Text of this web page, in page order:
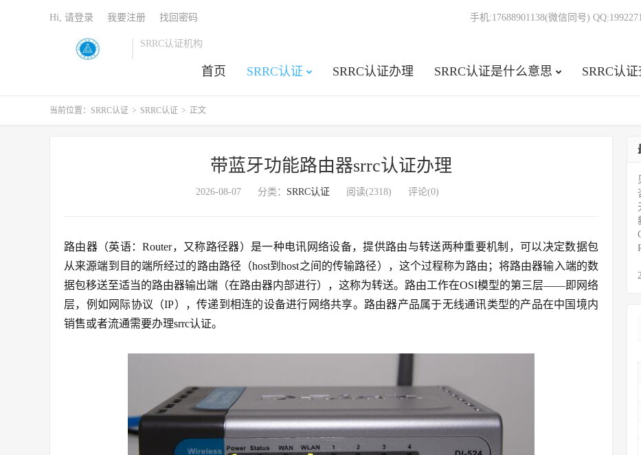
SRRC认证机构
首页 SRRC认证 SRRC认证办理 SRRC认证是什么意思 SRRC认
手机:17688901138(微信同号)
Hi, 请登录 我要注册 找回密码
当前位置： SRRC认证 > SRRC认证 > 正文
带蓝牙功能路由器srrc认证办理
2026-08-07 分类： SRRC认证 阅读(2318) 评论(0)
路由器（英语：Router，又称路径器）是一种电讯网络设备，提供路由与转送两种重要机制，可以决定数据包
从来源端到目的端所经过的路由路径（host到host之间的传输路径），这个过程称为路由；将路由器输入端的数
据包移送至适当的路由器输出端（在路由器内部进行），这称为转送。路由工作在OSI模型的第三层——即网络
层，例如网际协议（IP），传递到相连的设备进行网络共享。路由器产品属于无线通讯类型的产品在中国境内
销售或者流通需要办理srrc认证。